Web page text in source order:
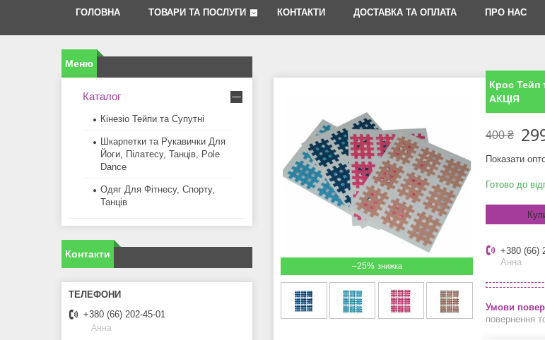
ГОЛОВНА ТОВАРИ ТА ПОСЛУГИ КОНТАКТИ ДОСТАВКА ТА ОПЛАТА ПРО НАС
–25%
Крос Тейп
АКЦІЯ
400 ₴
Показати
Готово до
+380 (66)
Анна
повернення
Каталог
Кінезіо Тейпи та Супутні
Шкарпетки та Рукавички Для
Йоги, Пілатесу, Танців, Pole
Dance
Одяг Для Фітнесу, Спорту,
Танців
Контакти
+380 (66) 202-45-01
Анна